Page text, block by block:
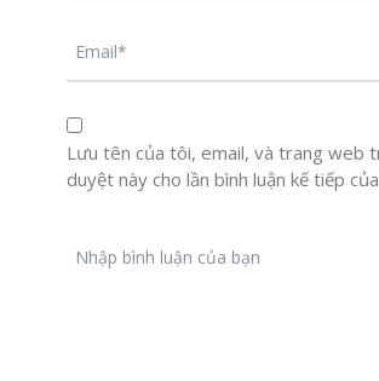
Lưu tên của tôi, email, và trang web
duyệt này cho lần bình luận kế tiếp